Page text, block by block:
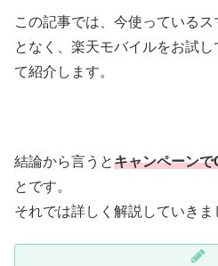
この記事では、今使っている
となく、楽天モバイルをお試
て紹介します。
結論から言うとキャンペーン
とです。
それでは詳しく解説していきま